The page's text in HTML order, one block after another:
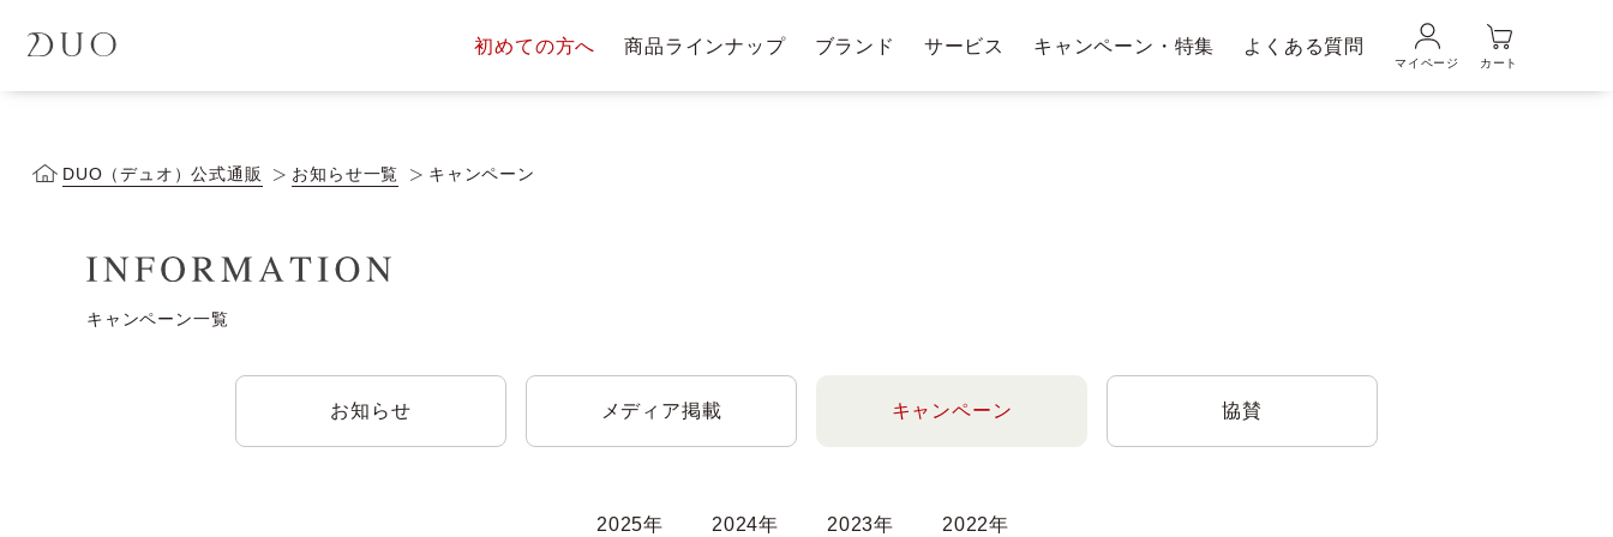
初めての方へ 商品ラインナップ
落とす美容液
ブランド
DUOについて DUOヒストリー
サービス キャンペーン・特集 よくある質問
マイページ カート
DUO（デュオ）公式通販 お知らせ一覧 キャンペーン
キャンペーン一覧
お知らせ メディア掲載 キャンペーン 協賛
2025年 2024年 2023年 2022年